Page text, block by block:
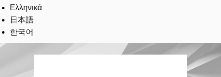
Ελληνικά
日本語
한국어